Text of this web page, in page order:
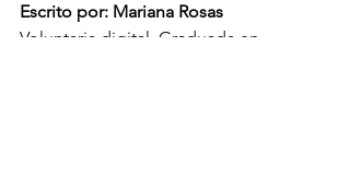
Escrito por: Mariana Rosas
Voluntaria digital. Graduada en